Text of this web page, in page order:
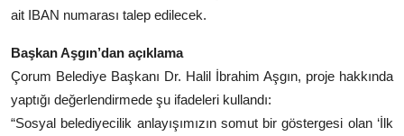
ait IBAN numarası talep edilecek.
Başkan Aşgın’dan açıklama
Çorum Belediye Başkanı Dr. Halil İbrahim Aşgın, proje hakkında
yaptığı değerlendirmede şu ifadeleri kullandı:
“Sosyal belediyecilik anlayışımızın somut bir göstergesi olan ‘İlk